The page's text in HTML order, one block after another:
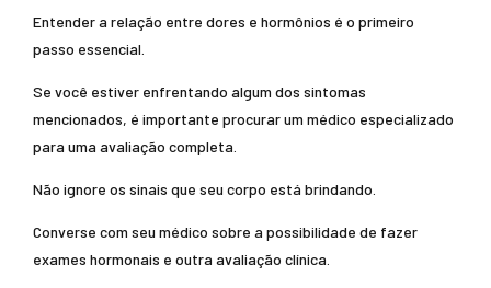
Entender a relação entre dores e hormônios é o primeiro
passo essencial.
Se você estiver enfrentando algum dos sintomas
mencionados, é importante procurar um médico especializado
para uma avaliação completa.
Não ignore os sinais que seu corpo está brindando.
Converse com seu médico sobre a possibilidade de fazer
exames hormonais e outra avaliação clínica.